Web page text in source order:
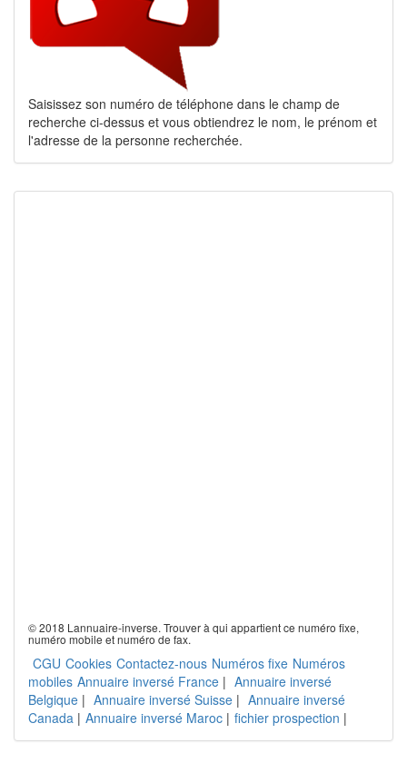
Saisissez son numéro de téléphone dans le champ de
recherche ci-dessus et vous obtiendrez le nom, le prénom et
l'adresse de la personne recherchée.
© 2018 Lannuaire-inverse. Trouver à qui appartient ce numéro fixe,
numéro mobile et numéro de fax.
CGU Cookies Contactez-nous Numéros fixe Numéros
mobiles Annuaire inversé France | Annuaire inversé
Belgique | Annuaire inversé Suisse | Annuaire inversé
Canada | Annuaire inversé Maroc | fichier prospection |